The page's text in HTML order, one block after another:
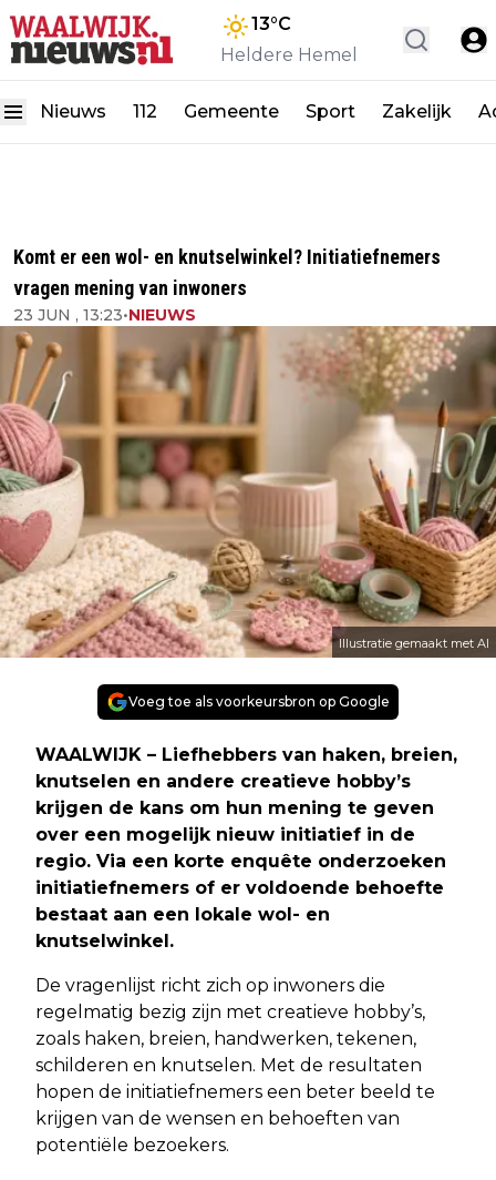
13°C
Heldere Hemel
Nieuws 112 Gemeente Sport Zakelijk
Komt er een wol- en knutselwinkel? Initiatiefnemers
vragen mening van inwoners
23 JUN , 13:23•NIEUWS
Illustratie gemaakt met AI
Voeg toe als voorkeursbron op Google
WAALWIJK – Liefhebbers van haken, breien,
knutselen en andere creatieve hobby’s
krijgen de kans om hun mening te geven
over een mogelijk nieuw initiatief in de
regio. Via een korte enquête onderzoeken
initiatiefnemers of er voldoende behoefte
bestaat aan een lokale wol- en
knutselwinkel.
De vragenlijst richt zich op inwoners die
regelmatig bezig zijn met creatieve hobby’s,
zoals haken, breien, handwerken, tekenen,
schilderen en knutselen. Met de resultaten
hopen de initiatiefnemers een beter beeld te
krijgen van de wensen en behoeften van
potentiële bezoekers.